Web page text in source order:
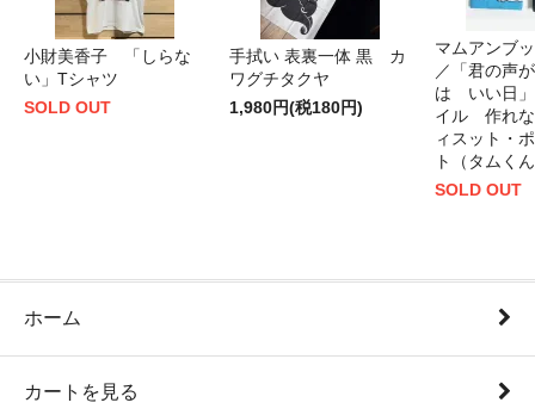
小財美香子 「しらな
い」Tシャツ
SOLD OUT
手拭い 表裏一体 黒 カ
ワグチタクヤ
1,980円(税180円)
マムアンブ
／「君の声
は いい日」
イル 作れ
ィスット・
ト（タムく
SOLD OUT
ホーム
カートを見る